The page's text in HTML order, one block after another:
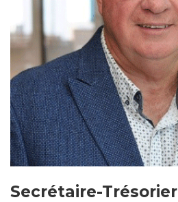
Secrétaire-Trésorier